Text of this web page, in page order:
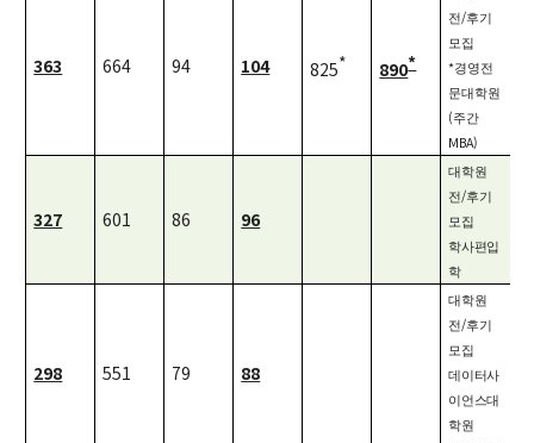
학부 비전
신임교수초빙
363 664 94 104 825* 890*
전/후기
모집
*경영전
문대학원
(주간
MBA)
327 601 86 96
대학원
전/후기
모집
학사편입
학
298 551 79 88
대학원
전/후기
모집
데이터사
이언스대
학원